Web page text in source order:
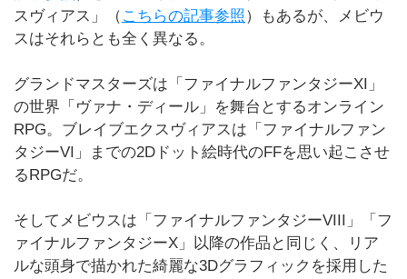
スヴィアス」（ こちらの記事参照 ）もあるが、メビウ
スはそれらとも全く異なる。
グランドマスターズは「ファイナルファンタジーXI」
の世界「ヴァナ・ディール」を舞台とするオンライン
RPG。ブレイブエクスヴィアスは「ファイナルファン
タジーVI」までの2Dドット絵時代のFFを思い起こさせ
るRPGだ。
そしてメビウスは「ファイナルファンタジーVIII」「フ
ァイナルファンタジーX」以降の作品と同じく、リア
ルな頭身で描かれた綺麗な3Dグラフィックを採用した